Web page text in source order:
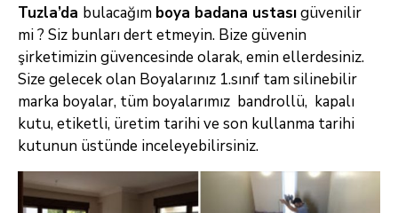
Tuzla’da bulacağım boya badana ustasıgüvenilir
mi ? Siz bunları dert etmeyin. Bize güvenin
şirketimizin güvencesinde olarak, emin ellerdesiniz.
Size gelecek olan Boyalarınız 1.sınıf tam silinebilir
marka boyalar, tüm boyalarımız bandrollü, kapalı
kutu, etiketli, üretim tarihi ve son kullanma tarihi
kutunun üstünde inceleyebilirsiniz.